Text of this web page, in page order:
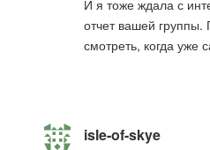
И я тоже ждала с
отчет вашей группы.
смотреть, когда уже
isle-of-skye